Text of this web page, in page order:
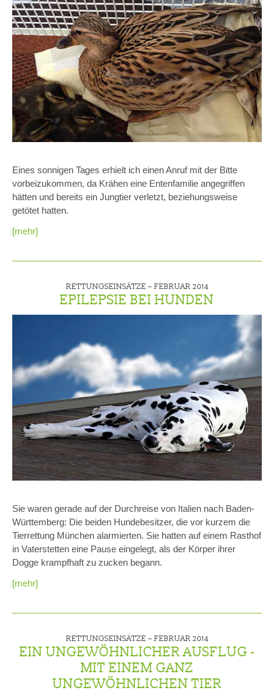
Eines sonnigen Tages erhielt ich einen Anruf mit der Bitte
vorbeizukommen, da Krähen eine Entenfamilie angegriffen
hätten und bereits ein Jungtier verletzt, beziehungsweise
getötet hatten.
[mehr]
RETTUNGSEINSÄTZE – FEBRUAR 2014
EPILEPSIE BEI HUNDEN
Sie waren gerade auf der Durchreise von Italien nach Baden-
Württemberg: Die beiden Hundebesitzer, die vor kurzem die
Tierrettung München alarmierten. Sie hatten auf einem Rasthof
in Vaterstetten eine Pause eingelegt, als der Körper ihrer
Dogge krampfhaft zu zucken begann.
[mehr]
RETTUNGSEINSÄTZE – FEBRUAR 2014
EIN UNGEWÖHNLICHER AUSFLUG -
MIT EINEM GANZ
UNGEWÖHNLICHEN TIER